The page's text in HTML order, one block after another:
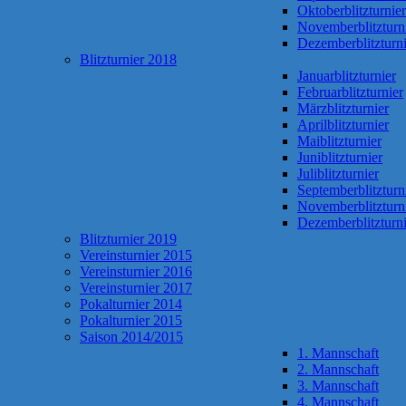
Oktoberblitzturnier
Blitzturnier 2018
Januarblitzturnier
Februarblitzturnier
Märzblitzturnier
Aprilblitzturnier
Maiblitzturnier
Juniblitzturnier
Juliblitzturnier
Blitzturnier 2019
Vereinsturnier 2015
Vereinsturnier 2016
Vereinsturnier 2017
Pokalturnier 2014
Pokalturnier 2015
Saison 2014/2015
1. Mannschaft
2. Mannschaft
3. Mannschaft
4. Mannschaft